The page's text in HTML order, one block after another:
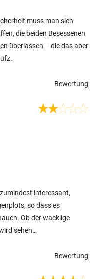
muss man sich
die beiden Besessenen
überlassen – die das aber
Bewertung
interessant,
so dass es
Ob der wacklige
sehen…
Bewertung